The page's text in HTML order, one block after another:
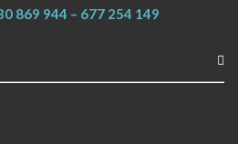
869 944 – 677 254 149